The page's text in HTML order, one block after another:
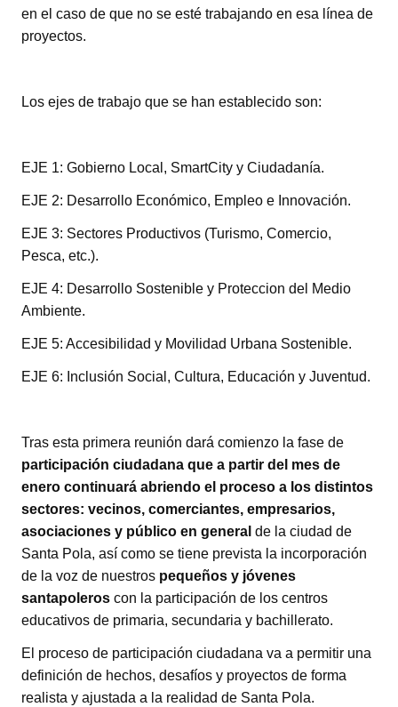
en el caso de que no se esté trabajando en esa línea de
proyectos.
Los ejes de trabajo que se han establecido son:
EJE 1: Gobierno Local, SmartCity y Ciudadanía.
EJE 2: Desarrollo Económico, Empleo e Innovación.
EJE 3: Sectores Productivos (Turismo, Comercio,
Pesca, etc.).
EJE 4: Desarrollo Sostenible y Proteccion del Medio
Ambiente.
EJE 5: Accesibilidad y Movilidad Urbana Sostenible.
EJE 6: Inclusión Social, Cultura, Educación y Juventud.
Tras esta primera reunión dará comienzo la fase de
participación ciudadana que a partir del mes de
enero continuará abriendo el proceso a los distintos
sectores: vecinos, comerciantes, empresarios,
asociaciones y público en general de la ciudad de
Santa Pola, así como se tiene prevista la incorporación
de la voz de nuestros pequeños y jóvenes
santapoleros con la participación de los centros
educativos de primaria, secundaria y bachillerato.
El proceso de participación ciudadana va a permitir una
definición de hechos, desafíos y proyectos de forma
realista y ajustada a la realidad de Santa Pola.